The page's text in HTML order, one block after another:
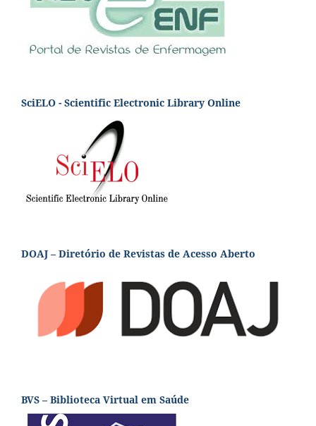
SciELO - Scientific Electronic Library Online
DOAJ – Diretório de Revistas de Acesso Aberto
BVS – Biblioteca Virtual em Saúde